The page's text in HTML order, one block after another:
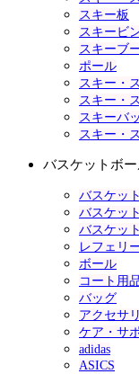
スキー板
スキービ
スキーブ
ポール
スキー・
スキー・
スキーバ
スキー・
バスケットボ
バスケッ
バスケッ
バスケッ
レフェリ
ボール
コート用
バッグ
アクセサ
ケア・サ
adidas
ASICS